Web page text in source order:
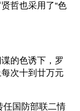
哲也采用了“色
的色诱下，罗
次十到廿万元
任国防部联二情